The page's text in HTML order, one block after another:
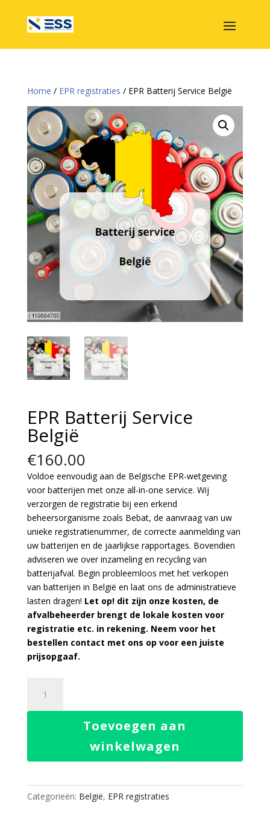
Home / EPR registraties / EPR Batterij Service België
EPR Batterij Service
België
€160.00
Voldoe eenvoudig aan de Belgische EPR-wetgeving
voor batterijen met onze all-in-one service. Wij
verzorgen de registratie bij een erkend
beheersorganisme zoals Bebat, de aanvraag van uw
unieke registratienummer, de correcte aanmelding van
uw batterijen en de jaarlijkse rapportages. Bovendien
adviseren we over inzameling en recycling van
batterijafval. Begin probleemloos met het verkopen
van batterijen in België en laat ons de administratieve
lasten dragen! Let op! dit zijn onze kosten, de
afvalbeheerder brengt de lokale kosten voor
registratie etc. in rekening. Neem voor het
bestellen contact met ons op voor een juiste
prijsopgaaf.
Batterij
Service
Toevoegen aan
winkelwagen
Categorieën: België, EPR registraties